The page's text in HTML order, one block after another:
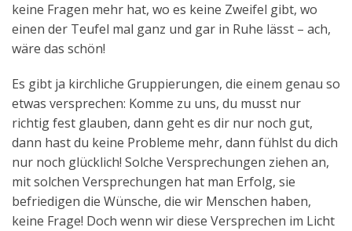
keine Fragen mehr hat, wo es keine Zweifel gibt, wo
einen der Teufel mal ganz und gar in Ruhe lässt – ach,
wäre das schön!
Es gibt ja kirchliche Gruppierungen, die einem genau so
etwas versprechen: Komme zu uns, du musst nur
richtig fest glauben, dann geht es dir nur noch gut,
dann hast du keine Probleme mehr, dann fühlst du dich
nur noch glücklich! Solche Versprechungen ziehen an,
mit solchen Versprechungen hat man Erfolg, sie
befriedigen die Wünsche, die wir Menschen haben,
keine Frage! Doch wenn wir diese Versprechen im Licht